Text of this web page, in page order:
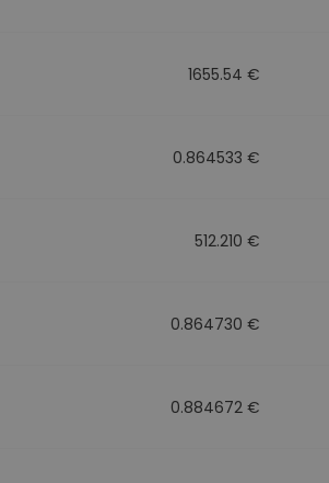
1655.54 €
0.864533 €
512.210 €
0.864730 €
0.884672 €